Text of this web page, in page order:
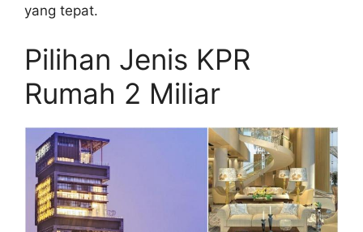
yang tepat.
Pilihan Jenis KPR
Rumah 2 Miliar